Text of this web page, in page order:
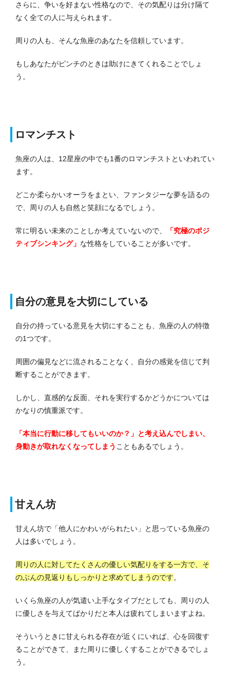
さらに、争いを好まない性格なので、その気配りは分け隔て
なく全ての人に与えられます。
周りの人も、そんな魚座のあなたを信頼しています。
もしあなたがピンチのときは助けにきてくれることでしょ
う。
ロマンチスト
魚座の人は、12星座の中でも1番のロマンチストといわれてい
ます。
どこか柔らかいオーラをまとい、ファンタジーな夢を語るの
で、周りの人も自然と笑顔になるでしょう。
常に明るい未来のことしか考えていないので、
「究極のポジ
ティブシンキング」 な性格をしていることが多いです。
自分の意見を大切にしている
自分の持っている意見を大切にすることも、魚座の人の特徴
の1つです。
周囲の偏見などに流されることなく、自分の感覚を信じて判
断することができます。
しかし、直感的な反面、それを実行するかどうかについては
かなりの慎重派です。
「本当に行動に移してもいいのか？」と考え込んでしまい、
身動きが取れなくなってしまう こともあるでしょう。
甘えん坊
甘えん坊で「他人にかわいがられたい」と思っている魚座の
人は多いでしょう。
周りの人に対してたくさんの優しい気配りをする一方で、そ
のぶんの見返りもしっかりと求めてしまうのです。
いくら魚座の人が気遣い上手なタイプだとしても、周りの人
に優しさを与えてばかりだと本人は疲れてしまいますよね。
そういうときに甘えられる存在が近くにいれば、心を回復す
ることができて、また周りに優しくすることができるでしょ
う。